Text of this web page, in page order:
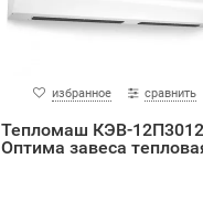
избранное сравнить
Тепломаш КЭВ-
Оптима завеса